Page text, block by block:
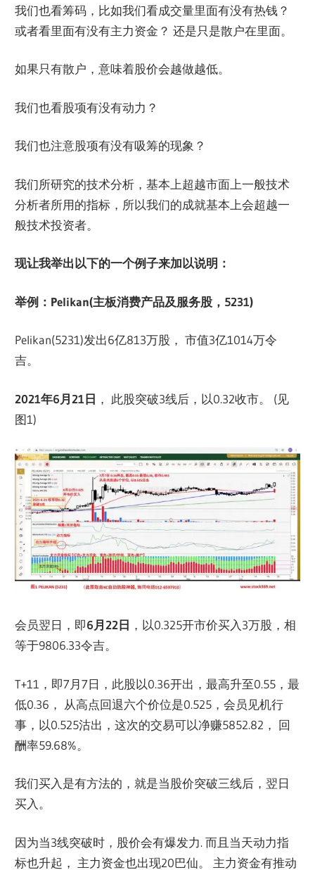
我们也看筹码，比如我们看成交量里面有没有热钱？
或者看里面有没有主力资金？ 还是只是散户在里面。
如果只有散户，意味着股价会越做越低。
我们也看股项有没有动力？
我们也注意股项有没有吸筹的现象？
我们所研究的技术分析，基本上超越市面上一般技术
分析者所用的指标，所以我们的成就基本上会超越一
般技术投资者。
现让我举出以下的一个例子来加以说明：
举例：Pelikan(主板消费产品及服务股，5231)
Pelikan(5231)发出6亿813万股， 市值3亿1014万令
吉。
2021年6月21日 ， 此股突破3线后，以0.32收市。 (见
图1)
会员翌日，即6月22日 ，以0.325开市价买入3万股，相
等于9806.33令吉。
T+11，即7月7日，此股以0.36开出，最高升至0.55，最
低0.36， 从高点回退六个价位是0.525，会员见机行
事，以0.525沽出，这次的交易可以净赚5852.82， 回
酬率59.68%。
我们买入是有方法的，就是当股价突破三线后，翌日
买入。
因为当3线突破时，股价会有爆发力. 而且当天动力指
标也升起， 主力资金也出现20巴仙。 主力资金有推动